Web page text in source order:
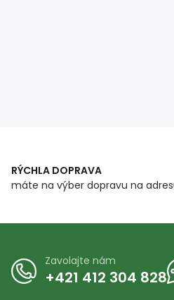
RÝCHLA DOPRAVA
máte na výber dopravu na
Zavolajte nám
+421 412 304 828